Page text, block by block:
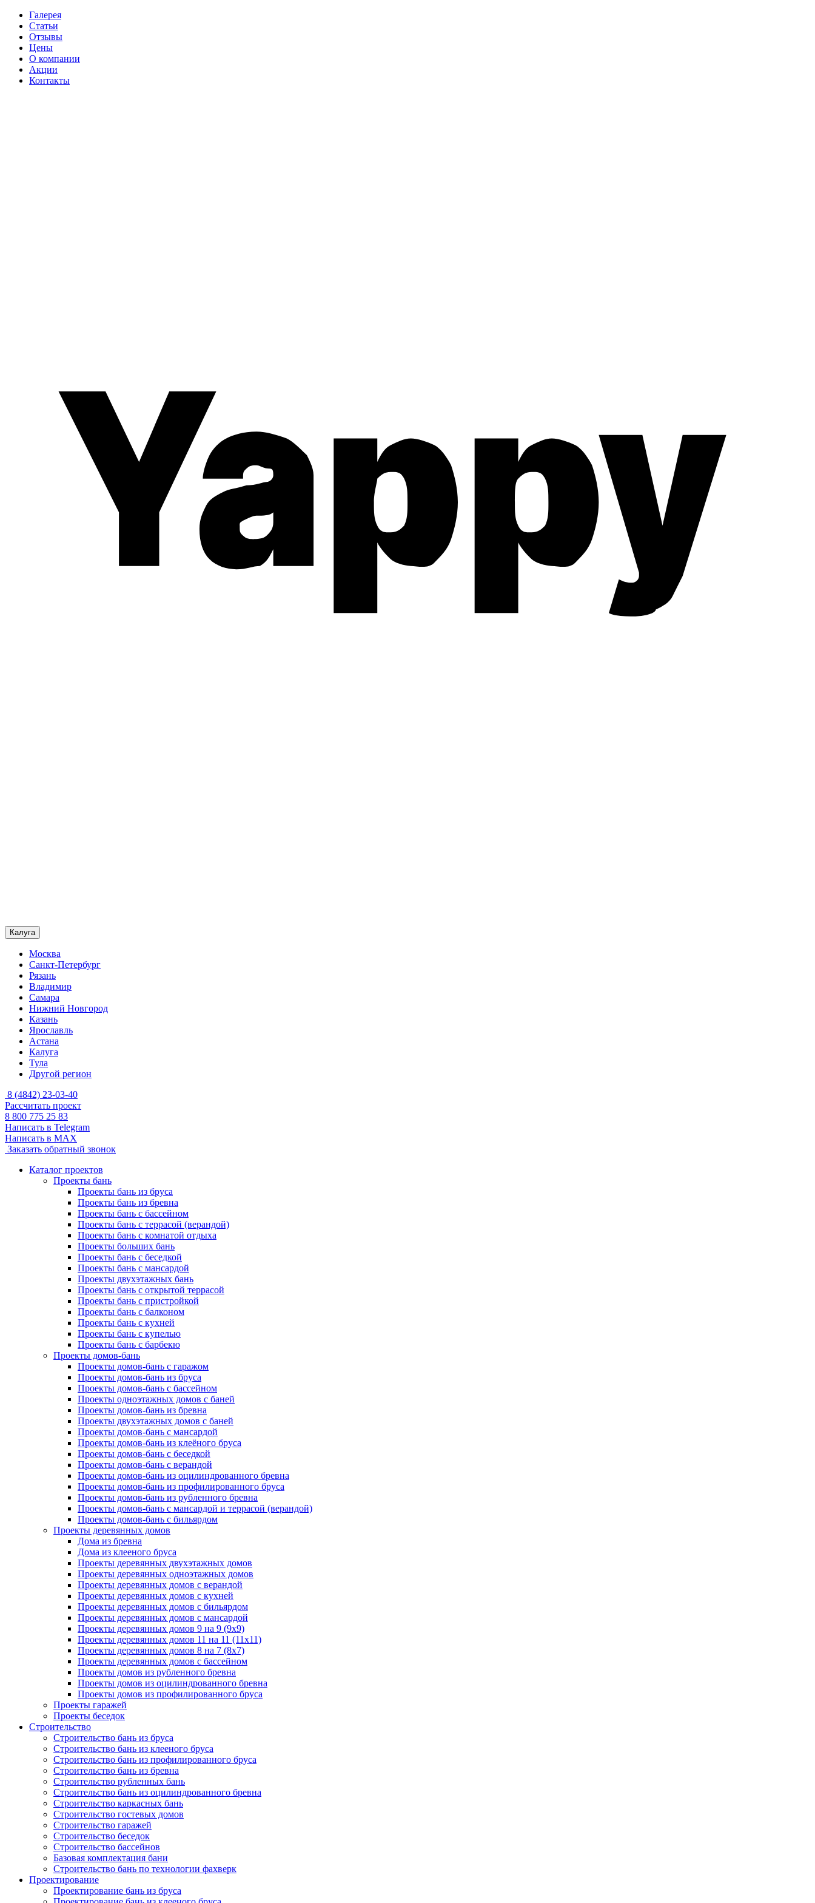
Галерея
Статьи
Отзывы
Цены
О компании
Акции
Контакты
Калуга
Москва
Санкт-Петербург
Рязань
Владимир
Самара
Нижний Новгород
Казань
Ярославль
Астана
Калуга
Тула
Другой регион
8 (4842) 23-03-40
Рассчитать проект
8 800 775 25 83
Написать в Telegram
Написать в MAX
Заказать обратный звонок
Каталог проектов
Проекты бань
Проекты бань из бруса
Проекты бань из бревна
Проекты бань с бассейном
Проекты бань с террасой (верандой)
Проекты бань с комнатой отдыха
Проекты больших бань
Проекты бань с беседкой
Проекты бань с мансардой
Проекты двухэтажных бань
Проекты бань с открытой террасой
Проекты бань с пристройкой
Проекты бань с балконом
Проекты бань с кухней
Проекты бань с купелью
Проекты бань с барбекю
Проекты домов-бань
Проекты домов-бань с гаражом
Проекты домов-бань из бруса
Проекты домов-бань с бассейном
Проекты одноэтажных домов с баней
Проекты домов-бань из бревна
Проекты двухэтажных домов с баней
Проекты домов-бань с мансардой
Проекты домов-бань из клеёного бруса
Проекты домов-бань с беседкой
Проекты домов-бань с верандой
Проекты домов-бань из оцилиндрованного бревна
Проекты домов-бань из профилированного бруса
Проекты домов-бань из рубленного бревна
Проекты домов-бань с мансардой и террасой (верандой)
Проекты домов-бань с бильярдом
Проекты деревянных домов
Дома из бревна
Дома из клееного бруса
Проекты деревянных двухэтажных домов
Проекты деревянных одноэтажных домов
Проекты деревянных домов с верандой
Проекты деревянных домов с кухней
Проекты деревянных домов с бильярдом
Проекты деревянных домов с мансардой
Проекты деревянных домов 9 на 9 (9x9)
Проекты деревянных домов 11 на 11 (11x11)
Проекты деревянных домов 8 на 7 (8x7)
Проекты деревянных домов с бассейном
Проекты домов из рубленного бревна
Проекты домов из оцилиндрованного бревна
Проекты домов из профилированного бруса
Проекты гаражей
Проекты беседок
Строительство
Строительство бань из бруса
Строительство бань из клееного бруса
Строительство бань из профилированного бруса
Строительство бань из бревна
Строительство рубленных бань
Строительство бань из оцилиндрованного бревна
Строительство каркасных бань
Строительство гостевых домов
Строительство гаражей
Строительство беседок
Строительство бассейнов
Базовая комплектация бани
Строительство бань по технологии фахверк
Проектирование
Проектирование бань из бруса